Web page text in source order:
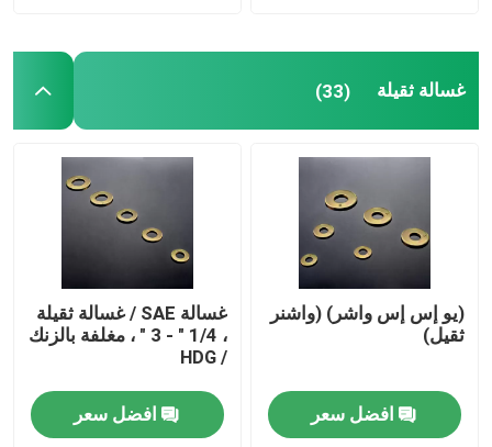
غسالات عادية
غسالات مكسورة
غسالة غسالة ساخنة
غسالة ثقيلة (33)
(يو إس إس واشر) (واشنر
ثقيل)
افضل سعر
غسالة SAE / غسالة ثقيلة
، 1/4 " - 3 " ، مغلفة بالزنك
/ HDG
افضل سعر